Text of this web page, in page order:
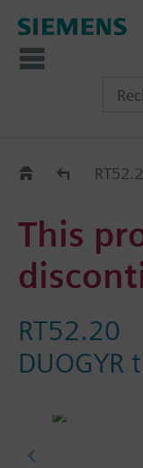
Old2New
This
RT52.20